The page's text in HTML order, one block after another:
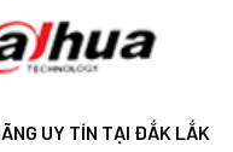
UY TÍN TẠI ĐẮK LẮK